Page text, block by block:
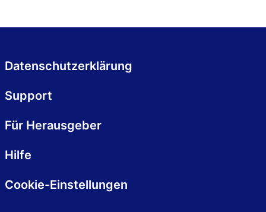
Datenschutzerklärung
Support
Für Herausgeber
Hilfe
Cookie-Einstellungen